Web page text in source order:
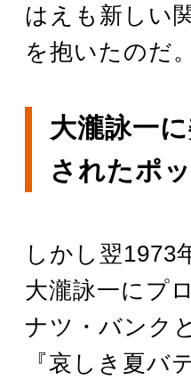
はえも新しい
を抱いたのだ。
大瀧詠一
されたポ
しかし翌1973
大瀧詠一にプ
ナツ・バンク
『哀しき夏バ